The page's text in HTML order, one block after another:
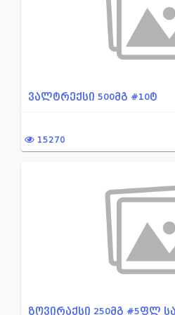
თიაზოლის წარმოებული
თავის მოვლის საშუალებები
იმუნოლოგია
ინტრა ვაგინალური
კრონის დაავადების და არას...
კუჭ-ნაწლავის ტონუსსა და მ...
კარდიოტონური საშუალება
ვალტრექსი 500მგ #10ტ
15270
ზოვირაქსი 250მგ #5ფლ